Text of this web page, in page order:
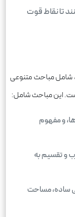
تا نقاط قوت
شامل مباحث متنوعی
این مباحث شامل:
و مفهوم
و تقسیم به
ساده، مساحت